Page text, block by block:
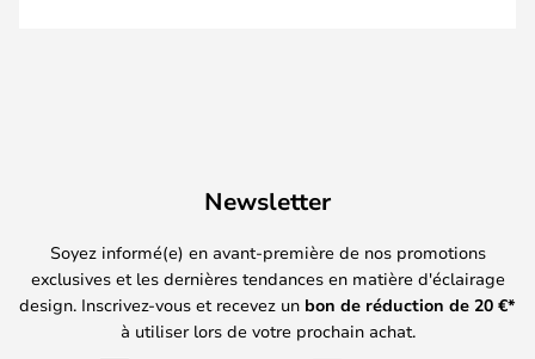
Newsletter
Soyez informé(e) en avant-première de nos promotions
exclusives et les dernières tendances en matière d'éclairage
design. Inscrivez-vous et recevez un bon de réduction de 20 €*
à utiliser lors de votre prochain achat.